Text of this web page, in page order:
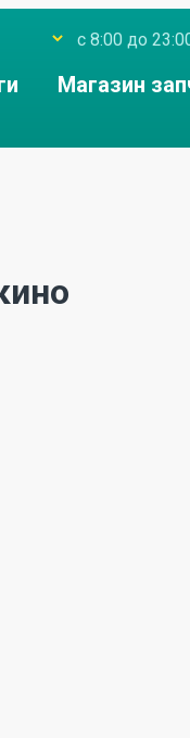
с 8:00 до
Магазин